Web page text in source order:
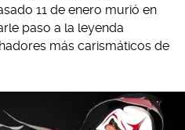
11 de enero murió en
paso a la leyenda
más carismáticos de